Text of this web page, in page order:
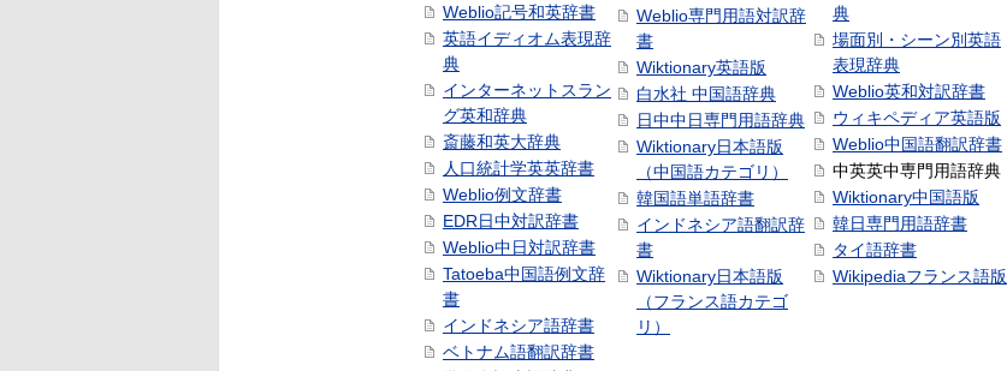
Weblio記号和英辞書
英語イディオム表現辞
典
インターネットスラン
グ英和辞典
斎藤和英大辞典
人口統計学英英辞書
Weblio例文辞書
EDR日中対訳辞書
Weblio中日対訳辞書
Tatoeba中国語例文辞
書
インドネシア語辞書
ベトナム語翻訳辞書
Weblio専門用語対訳辞
書
Wiktionary英語版
白水社 中国語辞典
日中中日専門用語辞典
Wiktionary日本語版
（中国語カテゴリ）
韓国語単語辞書
インドネシア語翻訳辞
書
Wiktionary日本語版
（フランス語カテゴ
リ）
典
場面別・シーン別英語
表現辞典
Weblio英和対訳辞書
ウィキペディア英語版
Weblio中国語翻訳辞書
中英英中専門用語辞典
Wiktionary中国語版
韓日専門用語辞書
タイ語辞書
Wikipediaフランス語版